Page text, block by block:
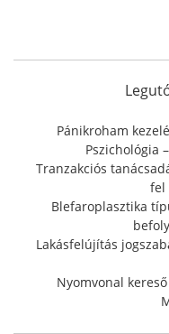
Pánikroham
Pszichológia
Tranzakciós
fel
Blefaroplasztika
Lakásfelújítás
Nyomvonal